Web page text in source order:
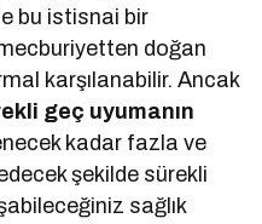
bu istisnai bir
doğan
karşılanabilir. Ancak
geç uyumanın
kadar fazla ve
şekilde sürekli
sağlık